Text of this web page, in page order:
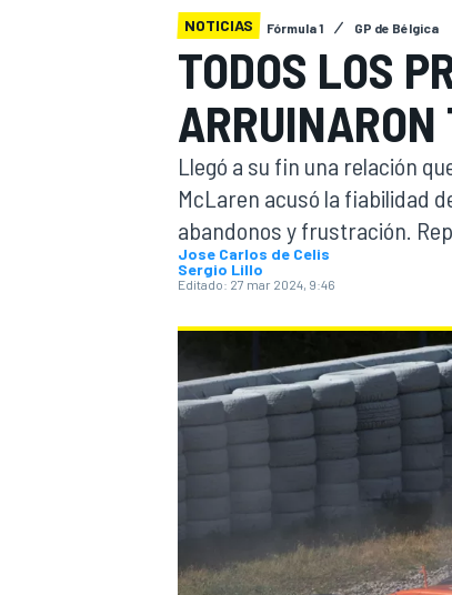
NOTICIAS Fórmula 1 GP de Bélgica
TODOS LOS
Llegó a su fin una relación
McLaren acusó la fiabilidad
abandonos y frustración.
Jose Carlos de Celis
Sergio Lillo
Editado: 27 mar 2024, 9:46